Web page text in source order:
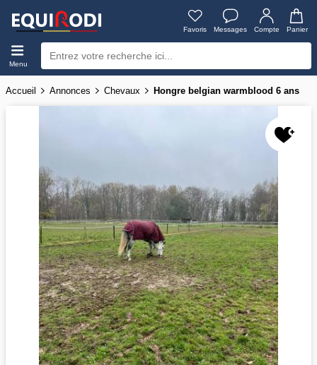
Favoris Messages Compte Panier
Menu
Accueil Annonces Chevaux Hongre belgian warmblood 6 ans